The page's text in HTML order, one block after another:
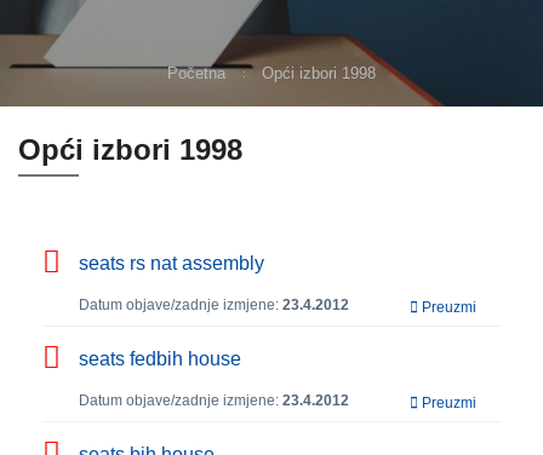
Početna Opći izbori 1998
Opći izbori 1998
seats rs nat assembly
Datum objave/zadnje izmjene: 23.4.2012 Preuzmi
seats fedbih house
Datum objave/zadnje izmjene: 23.4.2012 Preuzmi